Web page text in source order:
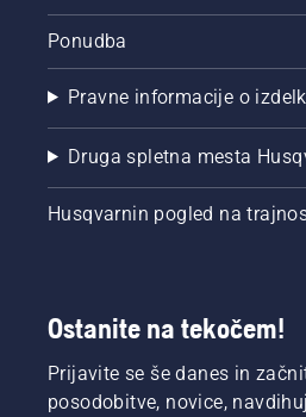
Ponudba
Pravne informacije o
Druga spletna mesta
Husqvarnin pogled na
Ostanite na tekočem!
Prijavite se še danes in
posodobitve, novice,